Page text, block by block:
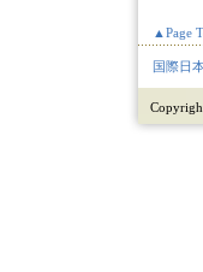
▲Page
国際日